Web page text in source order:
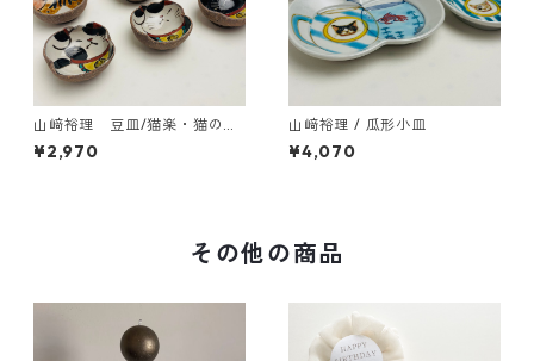
山﨑裕理 豆皿/猫楽・猫のお
顔と招き猫
¥2,970
山﨑裕理 / 瓜形小皿
¥4,070
その他の商品